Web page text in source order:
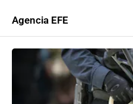
Agencia EFE